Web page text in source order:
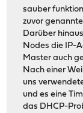
sauber
zuvor
Darüber
Nodes die IP-
Master auch
Nach einer
uns
und es eine
das DHCP-